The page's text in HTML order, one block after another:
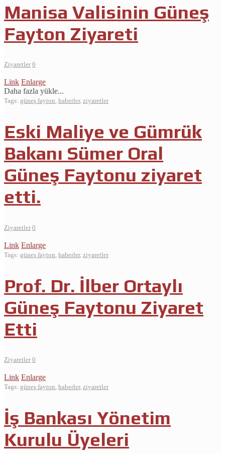
Manisa Valisinin Güneş
Fayton Ziyareti
Ziyaretler 0
Link Enlarge
Daha fazla yükle...
Tags: güneş fayton, haberler, ziyaretler
Eski Maliye ve Gümrük
Bakanı Sümer Oral
Güneş Faytonu ziyaret
etti.
Ziyaretler 0
Link Enlarge
Tags: güneş fayton haberler, ziyaretler
Prof. Dr. İlber Ortaylı
Güneş Faytonu Ziyaret
Etti
Ziyaretler 0
Link Enlarge
Tags: güneş fayton, haberler, ziyaretler
İş Bankası Yönetim
Kurulu Üyeleri